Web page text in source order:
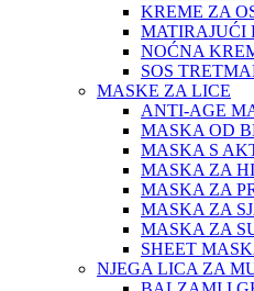
KREME ZA
MATIRAJUĆI
NOĆNA
SOS
MASKE ZA LICE
ANTI-AGE
MASKA OD
MASKA S
MASKA ZA
MASKA ZA
MASKA ZA
MASKA ZA
SHEET
NJEGA LICA ZA